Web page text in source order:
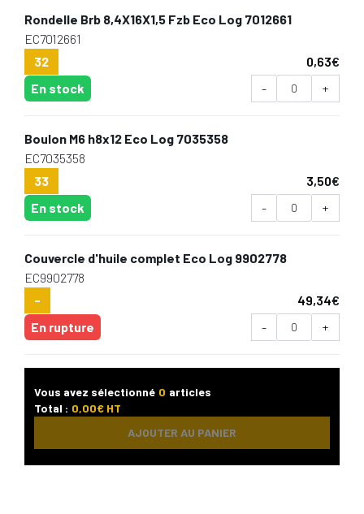
Rondelle Brb 8,4X16X1,5 Fzb Eco Log 7012661
EC7012661
32
0,63€
En stock
- +
Boulon M6 h8x12 Eco Log 7035358
EC7035358
33
3,50€
En stock
- +
Couvercle d'huile complet Eco Log 9902778
EC9902778
-
49,34€
En rupture
- +
Vous avez sélectionné 0 articles
Total : 0,00€ HT
AJOUTER AU PANIER